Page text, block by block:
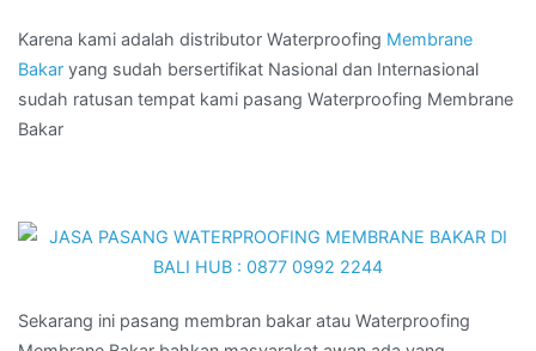
Karena kami adalah distributor Waterproofing Membrane
Bakar yang sudah bersertifikat Nasional dan Internasional
sudah ratusan tempat kami pasang Waterproofing Membrane
Bakar
Sekarang ini pasang membran bakar atau Waterproofing